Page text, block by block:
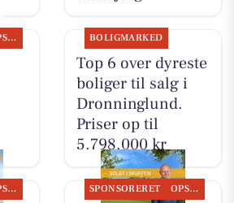
OPSLAGSTAVLEN BOLIGMARKED
Top 6 over dyreste
boliger til salg i
Dronninglund.
Priser op til
5.798.000 kr
OPSLAGSTAVLEN SPONSORERET OPSLAGSTAVLEN